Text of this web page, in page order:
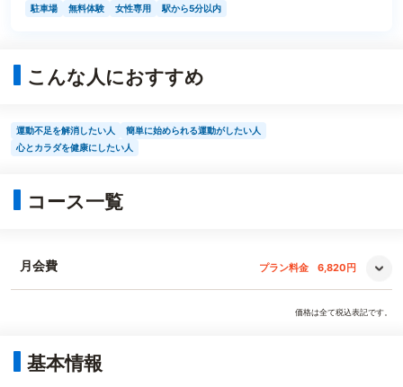
駐車場 無料体験 女性専用 駅から5分以内
こんな人におすすめ
運動不足を解消したい人
簡単に始められる運動がしたい人
心とカラダを健康にしたい人
コース一覧
月会費 プラン料金 6,820円
価格は全て税込表記です。
基本情報